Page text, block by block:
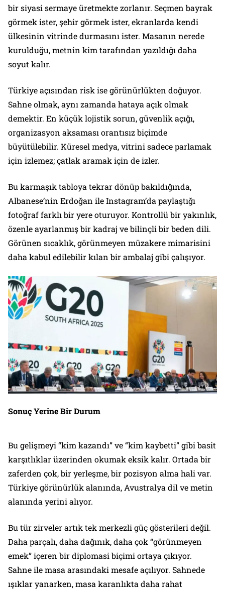
bir siyasi sermaye üretmekte zorlanır. Seçmen bayrak
görmek ister, şehir görmek ister, ekranlarda kendi
ülkesinin vitrinde durmasını ister. Masanın nerede
kurulduğu, metnin kim tarafından yazıldığı daha
soyut kalır.
Türkiye açısından risk ise görünürlükten doğuyor.
Sahne olmak, aynı zamanda hataya açık olmak
demektir. En küçük lojistik sorun, güvenlik açığı,
organizasyon aksaması orantısız biçimde
büyütülebilir. Küresel medya, vitrini sadece parlamak
için izlemez; çatlak aramak için de izler.
Bu karmaşık tabloya tekrar dönüp bakıldığında,
Albanese’nin Erdoğan ile Instagram’da paylaştığı
fotoğraf farklı bir yere oturuyor. Kontrollü bir yakınlık,
özenle ayarlanmış bir kadraj ve bilinçli bir beden dili.
Görünen sıcaklık, görünmeyen müzakere mimarisini
daha kabul edilebilir kılan bir ambalaj gibi çalışıyor.
Sonuç Yerine Bir Durum
Bu gelişmeyi “kim kazandı” ve “kim kaybetti” gibi basit
karşıtlıklar üzerinden okumak eksik kalır. Ortada bir
zaferden çok, bir yerleşme, bir pozisyon alma hali var.
Türkiye görünürlük alanında, Avustralya dil ve metin
alanında yerini alıyor.
Bu tür zirveler artık tek merkezli güç gösterileri değil.
Daha parçalı, daha dağınık, daha çok “görünmeyen
emek” içeren bir diplomasi biçimi ortaya çıkıyor.
Sahne ile masa arasındaki mesafe açılıyor. Sahnede
ışıklar yanarken, masa karanlıkta daha rahat